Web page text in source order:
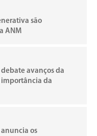
são
ANM
avanços da
importância da
os